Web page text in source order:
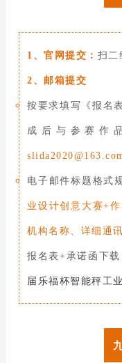
1、官网提交： 扫二
2、邮箱提交
按要求填写《报名
成后与参赛作
电子邮件标题格式
业设计创意大赛+
机构名称、详细通
报名表+承诺函下载
届乐福杯智能秤工